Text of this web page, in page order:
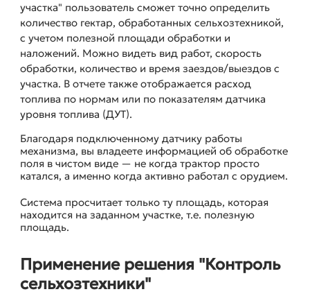
участка" пользователь сможет точно определить
количество гектар, обработанных сельхозтехникой,
с учетом полезной площади обработки и
наложений. Можно видеть вид работ, скорость
обработки, количество и время заездов/выездов с
участка. В отчете также отображается расход
топлива по нормам или по показателям датчика
уровня топлива (ДУТ).
Благодаря подключенному датчику работы
механизма, вы владеете информацией об обработке
поля в чистом виде — не когда трактор просто
катался, а именно когда активно работал с орудием.
Система просчитает только ту площадь, которая
находится на заданном участке, т.е. полезную
площадь.
Применение решения "Контроль
сельхозтехники"